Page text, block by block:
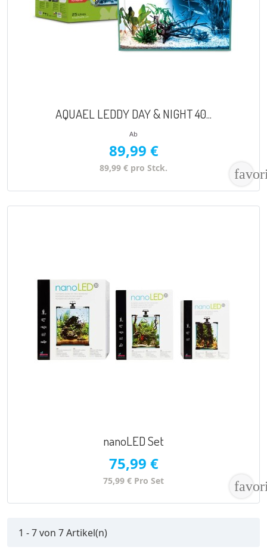
AQUAEL LEDDY DAY & NIGHT 40...
Ab
89,99 €
89,99 € pro Stck.
nanoLED Set
75,99 €
75,99 € Pro Set
1 - 7 von 7 Artikel(n)